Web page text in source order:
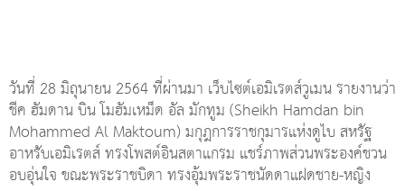
วันที่ 28 มิถุนายน 2564 ที่ผ่านมา เว็บไซต์เอมิเรตส์วูเมน รายงานว่า
ชีค ฮัมดาน บิน โมฮัมเหม็ด อัล มักทูม (Sheikh Hamdan bin
Mohammed Al Maktoum) มกุฎการราชกุมารแห่งดูไบ สหรัฐ
อาหรับเอมิเรตส์ ทรงโพสต์อินสตาแกรม แชร์ภาพส่วนพระองค์ชวน
อบอุ่นใจ ขณะพระราชบิดา ทรงอุ้มพระราชนัดดาแฝดชาย-หญิง